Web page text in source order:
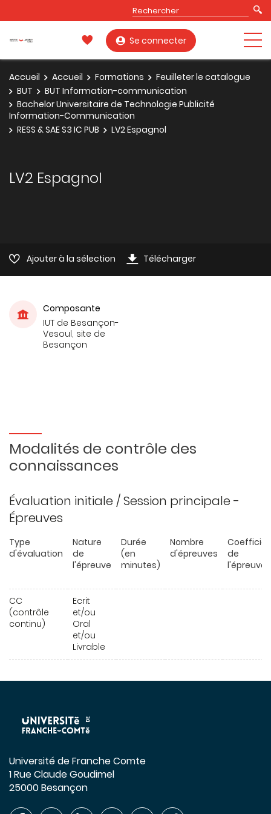
Se connecter
Accueil Accueil Formations
Feuilleter le catalogue
BUT
BUT Information-communication
Bachelor Universitaire de Technologie Publicité
Information-Communication
RESS & SAE S3 IC PUB
LV2 Espagnol
LV2 Espagnol
Ajouter à la sélection Télécharger
Composante
IUT de Besançon-
Vesoul, site de
Besançon
Modalités de contrôle des
connaissances
Évaluation initiale / Session principale -
Épreuves
Type
d'évaluation
Nature
de
l'épreuve
Durée
(en
minutes)
Nombre
d'épreuves
de
l'épreuve
CC
(contrôle
continu)
Ecrit
et/ou
Oral
et/ou
Livrable
Université de Franche Comte
1 Rue Claude Goudimel
25000 Besançon